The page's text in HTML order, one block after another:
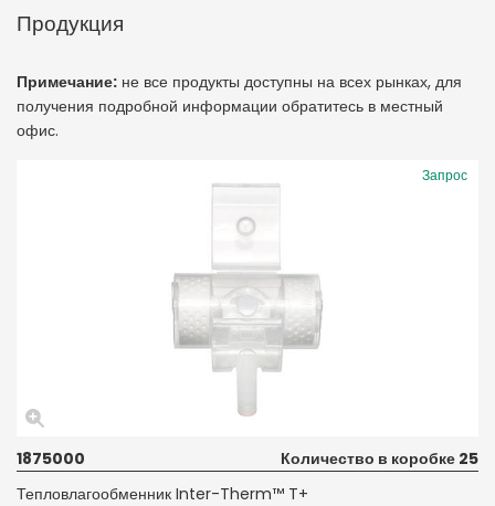
Продукция
Примечание: не все продукты доступны на всех рынках, для
получения подробной информации обратитесь в местный
офис.
Запрос
1875000
Количество в коробке 25
Тепловлагообменник Inter-Therm™ T+